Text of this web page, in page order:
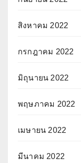
สิงหาคม 2022
กรกฎาคม 2022
มิถุนายน 2022
พฤษภาคม 2022
เมษายน 2022
มีนาคม 2022